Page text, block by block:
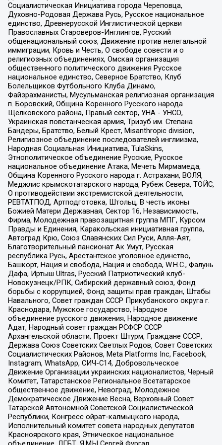
Социалистическая Инициатива города Череповца,
Духовно-Родовая Держава Русь, Русское национальное
единство, Древнерусской Инглистической церкви
Православных Староверов-Инглингов, Русский
общенациональный союз, Движение против нелегальной
иммиграции, Кровь и Честь, О свободе совести и о
религиозных объединениях, Омская организация
общественного политического движения Русское
национальное единство, Северное Братство, Клуб
Болельщиков Футбольного Клуба Динамо,
Файзрахманисты, Мусульманская религиозная организация
п. Боровский, Община Коренного Русского народа
Щелковского района, Правый сектор, УНА - УНСО,
Украинская повстанческая армия, Тризуб им. Степана
Бандеры, Братство, Белый Крест, Misanthropic division,
Религиозное объединение последователей инглиизма,
Народная Социальная Инициатива, TulaSkins,
Этнополитическое объединение Русские, Русское
национальное объединение Атака, Мечеть Мирмамеда,
Община Коренного Русского народа г. Астрахани, ВОЛЯ,
Меджлис крымскотатарского народа, Рубеж Севера, ТОЙС,
О противодействии экстремистской деятельности,
РЕВТАТПОД, Артподготовка, Штольц, В честь иконы
Божией Матери Державная, Сектор 16, Независимость,
Фирма, Молодежная правозащитная группа МПГ, Курсом
Правды и Единения, Каракольская инициативная группа,
Автоград Крю, Союз Славянских Сил Руси, Алля-Аят,
Благотворительный пансионат Ак Умут, Русская
республика Русь, Арестантское уголовное единство,
Башкорт, Нация и свобода, Нация и свобода, W.H.С., Фалунь
Дафа, Иртыш Ultras, Русский Патриотический клуб-
Новокузнецк/РПК, Сибирский державный союз, Фонд
борьбы с коррупцией, Фонд защиты прав граждан, Штабы
Навального, Совет граждан СССР Прикубанского округа г.
Краснодара, Мужское государство, Народное
объединение русского движения, Народное движение
Адат, Народный совет граждан РСФСР СССР
Архангельской области, Проект Штурм, Граждане СССР,
Держава Союз Советских Светлых Родов, Совет Советских
Социалистических Районов, Meta Platforms Inc, Facebook,
Instagram, WhatsApp, СИЧ-С14, Добровольческое
Движение Организации украинских националистов, Черный
Комитет, Татарстанское Региональное Всетатарское
общественное движение, Невоград, Молодежное
Демократическое Движение Весна, Верховный Совет
Татарской Автономной Советской Социалистической
Республики, Конгресс ойрат-калмыцкого народа,
Исполнительный комитет совета народных депутатов
Красноярского края, Этническое национальное